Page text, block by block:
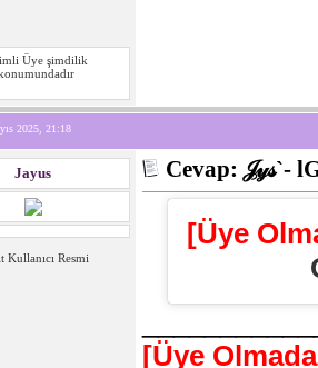
2025, 21:18
Jayus Cevap: 𝒥𝓎𝓈`-
[Üye
[Üye